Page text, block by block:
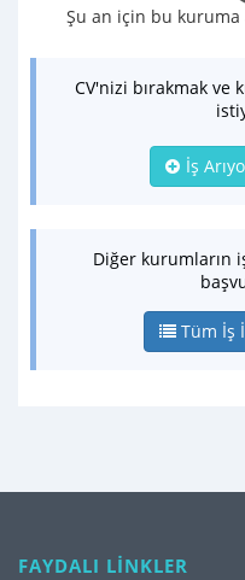
Şu an için bu
CV'nizi bırakmak ve
İş
Diğer kurumların
Tüm İş
FAYDALI LİNKLER